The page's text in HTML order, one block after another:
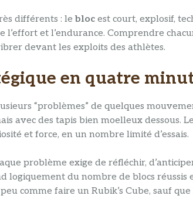
différents : lebloc est court, explosif,
l’effort et l’endurance. Comprendre
devant les exploits des athlètes.
en quatre
“problèmes” de quelques
avec des tapis bien moelleux dessous.
et force, en un nombre limité d’essais.
problème exige de réfléchir,
logiquement du nombre de blocs réussis
comme faire un Rubik’s Cube, sauf